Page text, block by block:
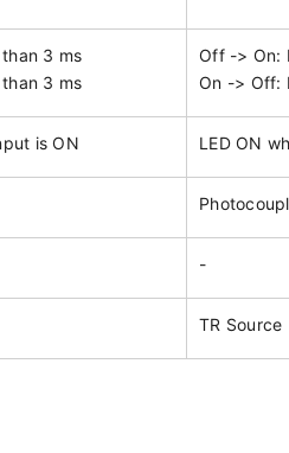
3 ms
3 ms
Off -> On:
On -> Off:
is ON LED ON
-
TR Source